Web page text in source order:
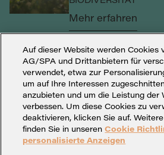
Mehr erfahren
Auf dieser Website werden Cookies
AG/SPA und Drittanbietern für
verwendet, etwa zur
um auf Ihre Interessen
anzubieten und um die Leistung der
verbessen. Um diese Cookies zu
deaktivieren, klicken Sie auf.
finden Sie in unserenCookie
personalisierte Anzeigen